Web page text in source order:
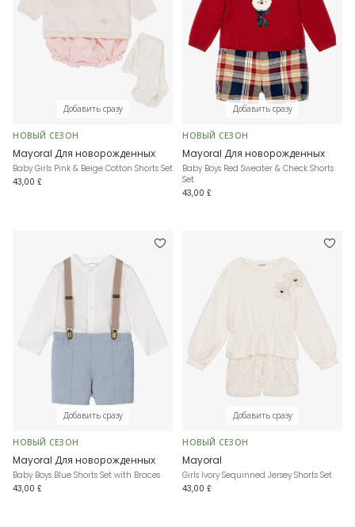
Добавить сразу
НОВЫЙ СЕЗОН
Mayoral Для новорожденных
Baby Girls Pink & Beige Cotton Shorts Set
43,00 £
Добавить сразу
НОВЫЙ СЕЗОН
Mayoral Для новорожденных
Baby Boys Red Sweater & Check Shorts
Set
43,00 £
Добавить сразу
НОВЫЙ СЕЗОН
Mayoral Для новорожденных
Baby Boys Blue Shorts Set with Braces
43,00 £
Добавить сразу
НОВЫЙ СЕЗОН
Mayoral
Girls Ivory Sequinned Jersey Shorts Set
43,00 £